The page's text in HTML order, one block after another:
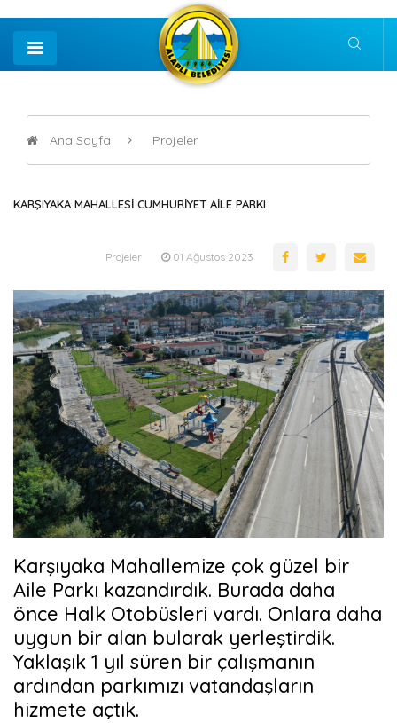
Ana Sayfa Projeler
KARŞIYAKA MAHALLESİ CUMHURİYET AİLE PARKI
Projeler 01 Ağustos 2023
Karşıyaka Mahallemize çok güzel bir
Aile Parkı kazandırdık. Burada daha
önce Halk Otobüsleri vardı. Onlara daha
uygun bir alan bularak yerleştirdik.
Yaklaşık 1 yıl süren bir çalışmanın
ardından parkımızı vatandaşların
hizmete açtık.